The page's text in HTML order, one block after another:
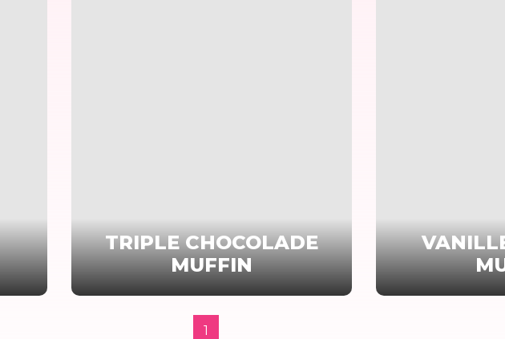
TRIPLE CHOCOLADE
MUFFIN
1